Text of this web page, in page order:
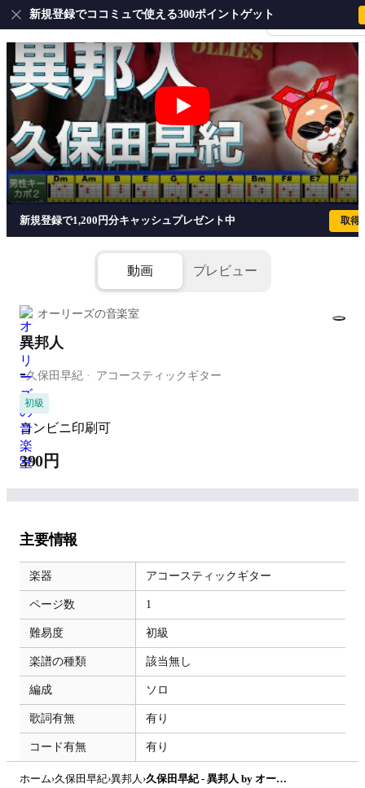
会員登録・ログイ
新規登録でココミュで使える300ポイントゲット
異邦人 - 久保田早紀
新規登録で1,200円分キャッシュプレゼント中 取得
動画 プレビュー
オーリーズの音楽室
異邦人
-久保田早紀 アコースティックギター
初級
コンビニ印刷可
390円
主要情報
楽器 アコースティックギター
ページ数 1
難易度 初級
楽譜の種類 該当無し
編成 ソロ
歌詞有無 有り
コード有無 有り
ホーム›久保田早紀›異邦人 › 久保田早紀 - 異邦人 by オーリーズの音楽室